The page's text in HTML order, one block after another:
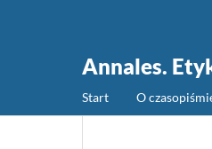
Annales.
Start O